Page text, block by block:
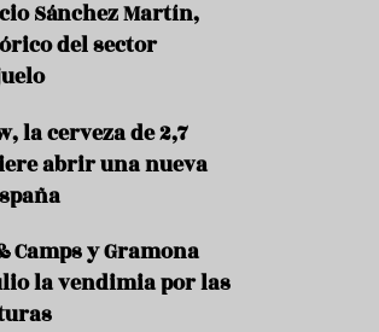
e
r
a
n
s
F
Sánchez Martín,
del sector
la cerveza de 2,7
abrir una nueva
Camps y Gramona
la vendimia por las